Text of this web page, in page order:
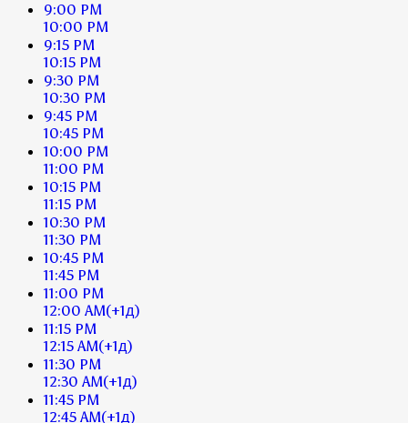
9:00 PM
10:00 PM
9:15 PM
10:15 PM
9:30 PM
10:30 PM
9:45 PM
10:45 PM
10:00 PM
11:00 PM
10:15 PM
11:15 PM
10:30 PM
11:30 PM
10:45 PM
11:45 PM
11:00 PM
12:00 AM(+1д)
11:15 PM
12:15 AM(+1д)
11:30 PM
12:30 AM(+1д)
11:45 PM
12:45 AM(+1д)